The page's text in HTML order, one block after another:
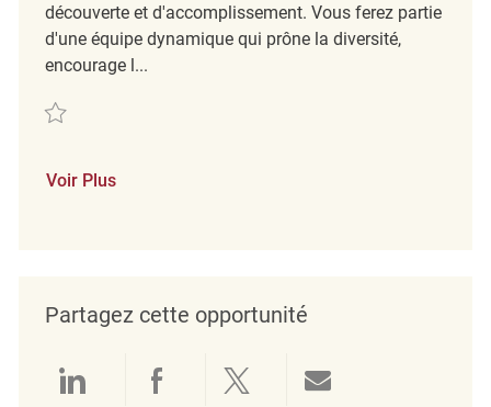
découverte et d'accomplissement. Vous ferez partie
d'une équipe dynamique qui prône la diversité,
encourage l...
Sauvegarder Part Time Merchandising Associate - Now Hiring
Voir Plus
Partagez cette opportunité